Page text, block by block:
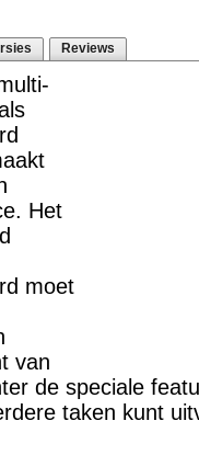
Reviews
Het
moet
van
de speciale
taken kunt